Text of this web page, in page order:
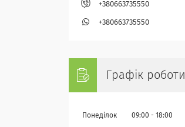
+380663735550
+380663735550
Графік роботи
Понеділок 09:00 18:00